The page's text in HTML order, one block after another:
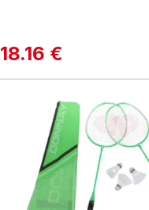
18.16 €